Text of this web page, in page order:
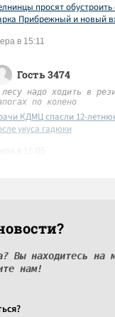
просят обустроить
Прибрежный и новый
в 15:11
Гость 3474
надо ходить в
по колено
КДМЦ спасли 12-
укуса гадюки
Вы находитесь на
нам!